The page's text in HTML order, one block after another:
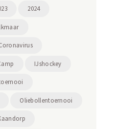
2024
IJshockey
Oliebollentoernooi